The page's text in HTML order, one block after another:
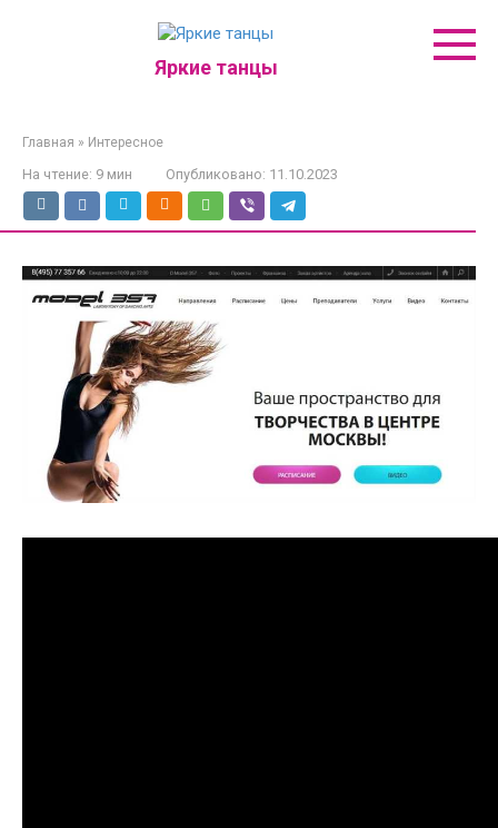
Яркие танцы
Главная » Интересное
На чтение: 9 мин Опубликовано: 11.10.2023